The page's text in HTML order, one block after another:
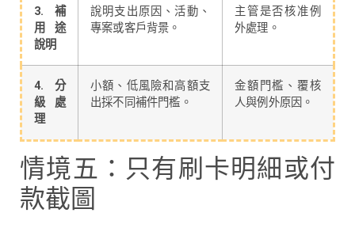
3. 補
用途
說明
說明支出原因、活動、
專案或客戶背景。
主管是否核准例
外處理。
4. 分
級處
理
小額、低風險和高額支
出採不同補件門檻。
金額門檻、覆核
人與例外原因。
情境五：只有刷卡明細或付
款截圖